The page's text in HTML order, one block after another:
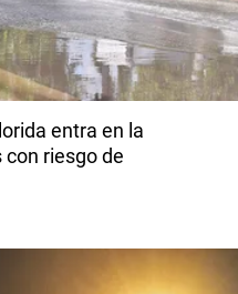
entra en la
riesgo de